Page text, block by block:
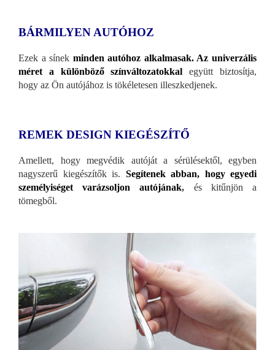
BÁRMILYEN AUTÓHOZ
Ezek a sínek minden autóhoz alkalmasak. Az univerzális
méret a különböző színváltozatokkal együtt biztosítja,
hogy az Ön autójához is tökéletesen illeszkedjenek.
REMEK DESIGN KIEGÉSZÍTŐ
Amellett, hogy megvédik autóját a sérülésektől, egyben
nagyszerű kiegészítők is. Segítenek abban, hogy egyedi
személyiséget varázsoljon autójának, és kitűnjön a
tömegből.